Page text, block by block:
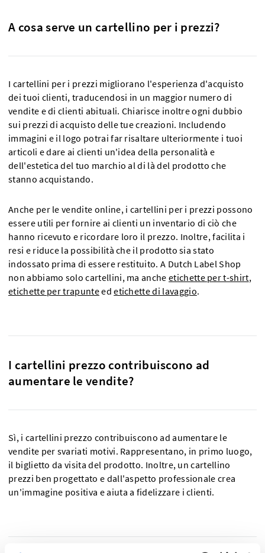
A cosa serve un cartellino per i prezzi?
I cartellini per i prezzi migliorano l'esperienza d'acquisto
dei tuoi clienti, traducendosi in un maggior numero di
vendite e di clienti abituali. Chiarisce inoltre ogni dubbio
sui prezzi di acquisto delle tue creazioni. Includendo
immagini e il logo potrai far risaltare ulteriormente i tuoi
articoli e dare ai clienti un'idea della personalità e
dell'estetica del tuo marchio al di là del prodotto che
stanno acquistando.
Anche per le vendite online, i cartellini per i prezzi possono
essere utili per fornire ai clienti un inventario di ciò che
hanno ricevuto e ricordare loro il prezzo. Inoltre, facilita i
resi e riduce la possibilità che il prodotto sia stato
indossato prima di essere restituito. A Dutch Label Shop
non abbiamo solo cartellini, ma anche etichette per t-shirt,
etichette per trapunteedetichette di lavaggio.
I cartellini prezzo contribuiscono ad
aumentare le vendite?
Sì, i cartellini prezzo contribuiscono ad aumentare le
vendite per svariati motivi. Rappresentano, in primo luogo,
il biglietto da visita del prodotto. Inoltre, un cartellino
prezzi ben progettato e dall'aspetto professionale crea
un'immagine positiva e aiuta a fidelizzare i clienti.